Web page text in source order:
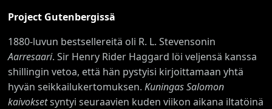
Project Gutenbergissä
1880-luvun bestsellereitä oli R. L. Stevensonin
Aarresaari. Sir Henry Rider Haggard löi veljensä kanssa
shillingin vetoa, että hän pystyisi kirjoittamaan yhtä
hyvän seikkailukertomuksen.Kuningas Salomon
kaivoksetsyntyi seuraavien kuden viikon aikana iltatöinä